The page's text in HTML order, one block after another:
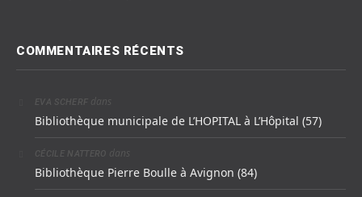
COMMENTAIRES RÉCENTS
EVA SCHERF dans
Bibliothèque municipale de L’HOPITAL à L’Hôpital (57)
CÉCILE NATTERO dans
Bibliothèque Pierre Boulle à Avignon (84)